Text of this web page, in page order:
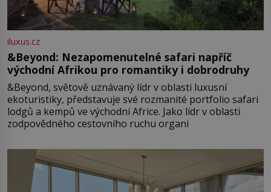
iluxus.cz
&Beyond: Nezapomenutelné safari napříč
východní Afrikou pro romantiky i dobrodruhy
&Beyond, světově uznávaný lídr v oblasti luxusní
ekoturistiky, představuje své rozmanité portfolio safari
lodgů a kempů ve východní Africe. Jako lídr v oblasti
zodpovědného cestovního ruchu organi